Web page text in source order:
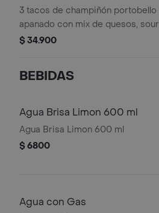
3 tacos de champiñón portobello
apanado con mix de quesos, sour
cream de sriracha, pico e gallo y
$ 34.900
BEBIDAS
Agua Brisa Limon 600 ml
Agua Brisa Limon 600 ml
$ 6800
Agua con Gas